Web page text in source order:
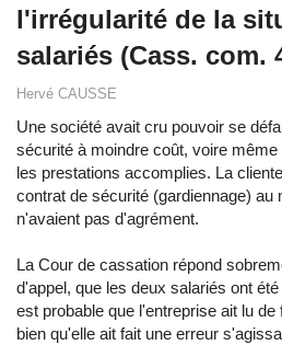
l'irrégularité de la
salariés (Cass. com.
Hervé CAUSSE
Une société avait cru pouvoir se
sécurité à moindre coût, voire
les prestations accomplies. La
contrat de sécurité (gardiennage) au
n'avaient pas d'agrément.
La Cour de cassation répond
d'appel, que les deux salariés ont
est probable que l'entreprise ait lu
bien qu'elle ait fait une erreur